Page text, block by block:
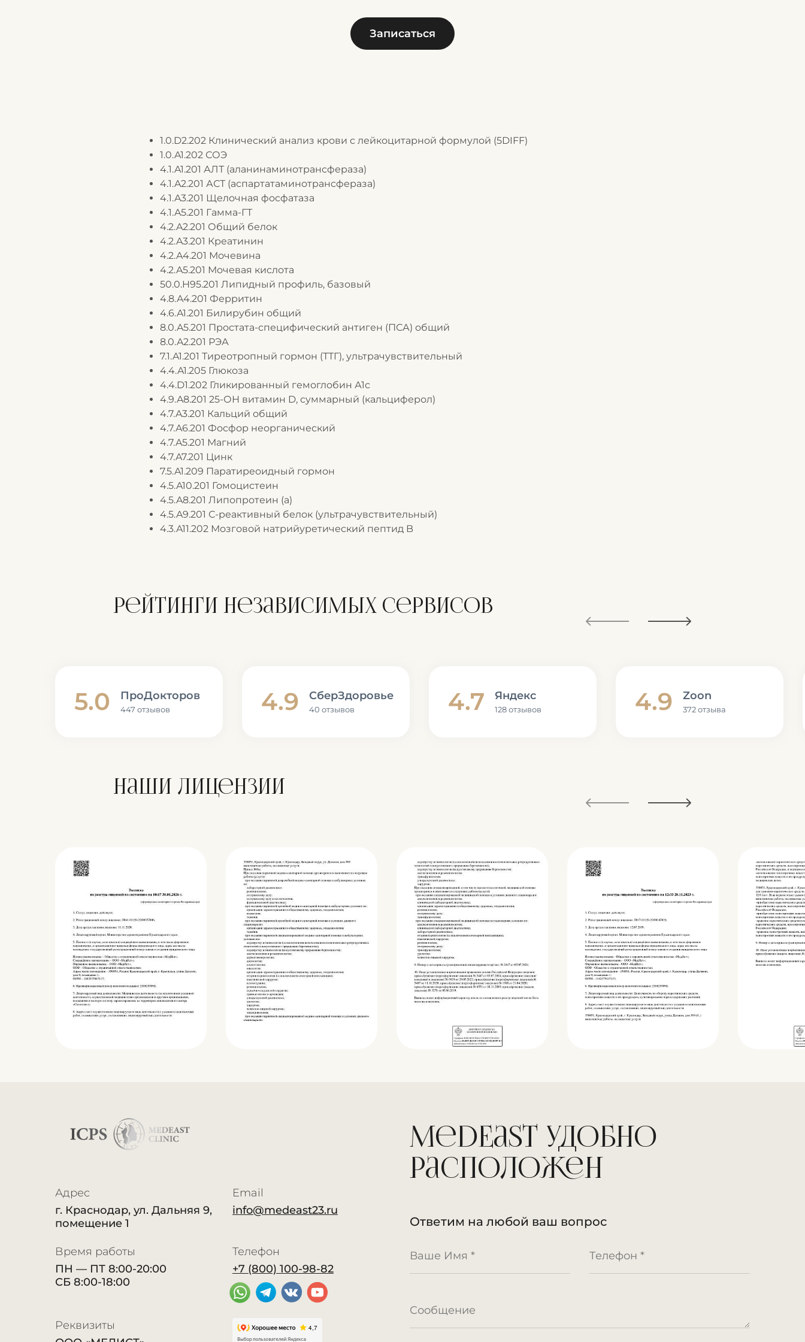
Записаться
1.0.D2.202 Клинический анализ крови с лейкоцитарной формулой (5DIFF)
1.0.A1.202 СОЭ
4.1.A1.201 АЛТ (аланинаминотрансфераза)
4.1.A2.201 АСТ (аспартатаминотрансфераза)
4.1.A3.201 Щелочная фосфатаза
4.1.A5.201 Гамма-ГТ
4.2.A2.201 Общий белок
4.2.A3.201 Креатинин
4.2.A4.201 Мочевина
4.2.A5.201 Мочевая кислота
50.0.H95.201 Липидный профиль, базовый
4.8.A4.201 Ферритин
4.6.A1.201 Билирубин общий
8.0.A5.201 Простата-специфический антиген (ПСА) общий
8.0.A2.201 РЭА
7.1.A1.201 Тиреотропный гормон (ТТГ), ультрачувствительный
4.4.A1.205 Глюкоза
4.4.D1.202 Гликированный гемоглобин А1с
4.9.A8.201 25-ОН витамин D, суммарный (кальциферол)
4.7.A3.201 Кальций общий
4.7.A6.201 Фосфор неорганический
4.7.A5.201 Магний
4.7.A7.201 Цинк
7.5.A1.209 Паратиреоидный гормон
4.5.A10.201 Гомоцистеин
4.5.A8.201 Липопротеин (а)
4.5.A9.201 С-реактивный белок (ультрачувствительный)
4.3.A11.202 Мозговой натрийуретический пептид B
Рейтинги независимых сервисов
5.0 ПроДокторов
447 отзывов 4.9 СберЗдоровье
40 отзывов 4.7 Яндекс
128 отзывов 4.9 Zoon
372 отзыва
Наши лицензии
MedEast удобно
расположен
Ответим на любой ваш вопрос
Адрес
г. Краснодар, ул. Дальняя 9,
помещение 1
Email
info@medeast23.ru
Время работы
ПН — ПТ 8:00-20:00
СБ 8:00-18:00
Телефон
+7 (800) 100-98-82
Реквизиты